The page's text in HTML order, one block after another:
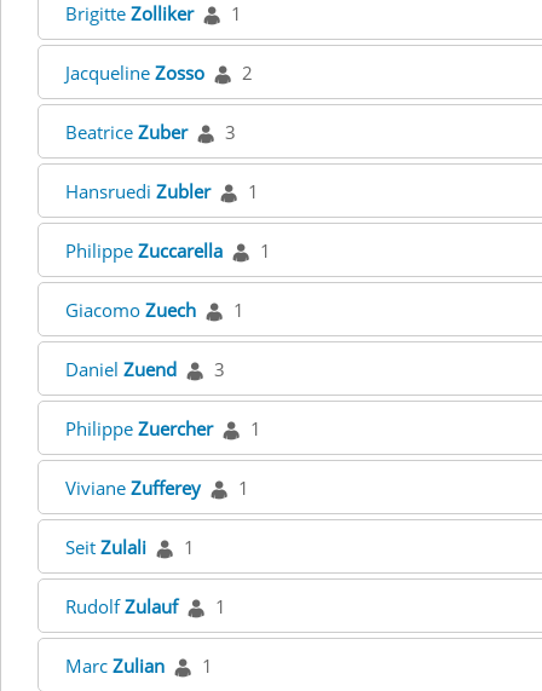
Brigitte Zolliker 1
Jacqueline Zosso 2
Beatrice Zuber 3
Hansruedi Zubler 1
Philippe Zuccarella 1
Giacomo Zuech 1
Daniel Zuend 3
Philippe Zuercher 1
Viviane Zufferey 1
Seit Zulali 1
RudolfZulauf 1
Marc Zulian 1